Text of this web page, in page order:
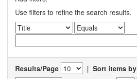
Use filters to refine the search results.
Results/Page | Sort items by